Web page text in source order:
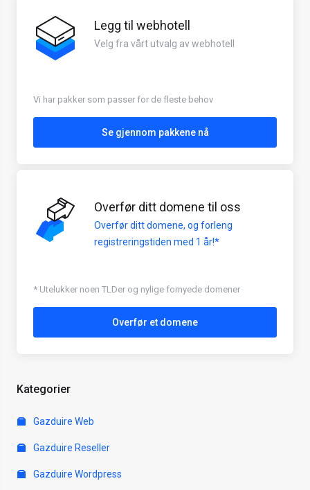
Kategorier
Gazduire Web
Gazduire Reseller
Gazduire Wordpress
Legg til webhotell
Velg fra vårt utvalg av webhotell
Vi har pakker som passer for de fleste behov
Se gjennom pakkene nå
Overfør ditt domene til oss
Overfør ditt domene, og forleng
registreringstiden med 1 år!*
* Utelukker noen TLDer og nylige fornyede domener
Overfør et domene